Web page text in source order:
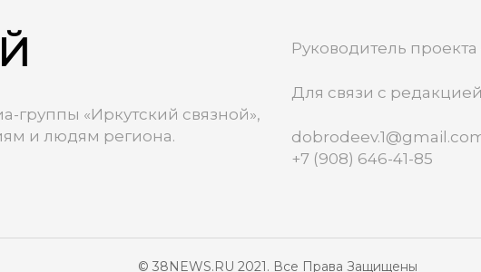
группы «Иркутский связной»,
и людям региона.
Руководитель
Для связи с
+7 (908) 646-41-85
© 38NEWS.RU 2021. Все Права Защищены